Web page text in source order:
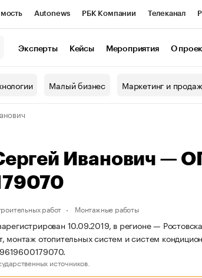
Autonews РБК Компании Телеканал
Эксперты Кейсы Мероприятия О
Малый бизнес Маркетинг и
Иванович —
работ Монтажные работы
10.09.2019, в регионе —
монтаж отопительных систем и систем
источников.